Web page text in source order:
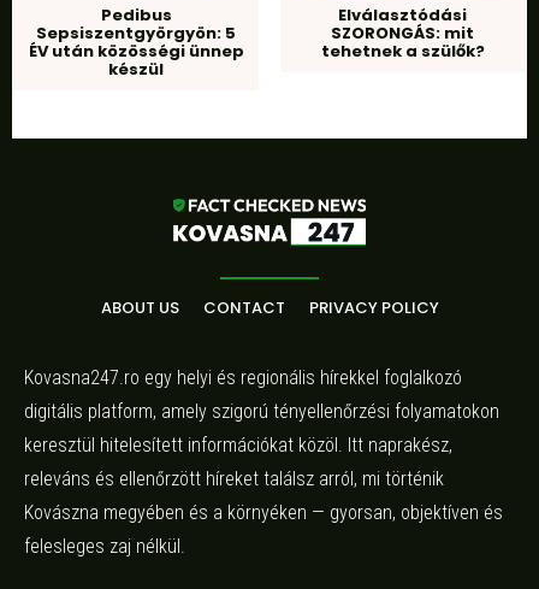
Pedibus
Sepsiszentgyörgyön: 5
ÉV után közösségi ünnep
készül
Elválasztódási
SZORONGÁS: mit
tehetnek a szülők?
ABOUT US CONTACT PRIVACY POLICY
Kovasna247.ro egy helyi és regionális hírekkel foglalkozó
digitális platform, amely szigorú tényellenőrzési folyamatokon
keresztül hitelesített információkat közöl. Itt naprakész,
releváns és ellenőrzött híreket találsz arról, mi történik
Kovászna megyében és a környéken — gyorsan, objektíven és
felesleges zaj nélkül.